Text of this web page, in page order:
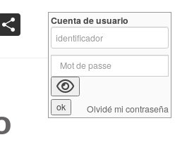
Cuenta de usuario
Olvidé mi contraseña